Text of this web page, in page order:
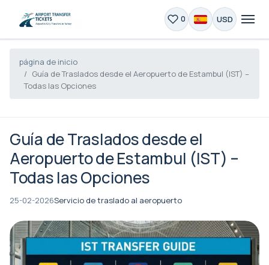
0 USD
página de inicio
Guía de Traslados desde el Aeropuerto de Estambul (IST) –
Todas las Opciones
Guía de Traslados desde el
Aeropuerto de Estambul (IST) –
Todas las Opciones
25-02-2026Servicio de traslado al aeropuerto